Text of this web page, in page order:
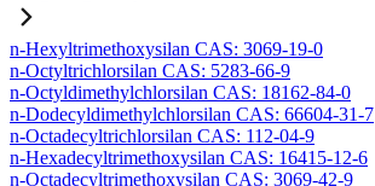
n-Hexyltrimethoxysilan CAS: 3069-19-0
n-Octyltrichlorsilan CAS: 5283-66-9
n-Octyldimethylchlorsilan CAS: 18162-84-0
n-Dodecyldimethylchlorsilan CAS: 66604-31-7
n-Octadecyltrichlorsilan CAS: 112-04-9
n-Hexadecyltrimethoxysilan CAS: 16415-12-6
n-Octadecyltrimethoxysilan CAS: 3069-42-9